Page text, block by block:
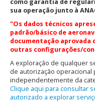
como garantia de
sua operação junto à
"Os dados técnicos
padrão/básico de
documentação aprovada
outras configurações/
A exploração de qualquer
de autorização operacional
independentemente da
Clique aqui para consultar
autorizado a explorar